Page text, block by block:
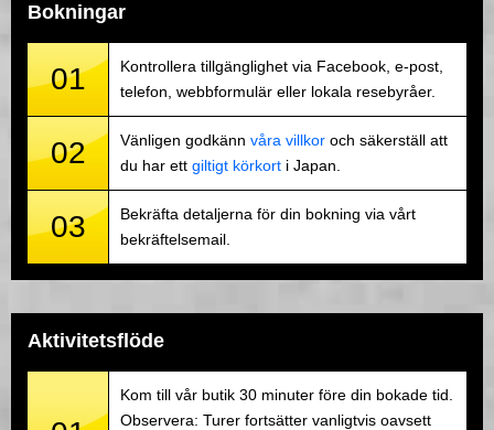
Bokningar
01
Kontrollera tillgänglighet via Facebook, e-post,
telefon, webbformulär eller lokala resebyråer.
02 Vänligen godkänn våra villkor och säkerställ att
du har ett giltigt körkort i Japan.
03
Bekräfta detaljerna för din bokning via vårt
bekräftelsemail.
Aktivitetsflöde
Kom till vår butik 30 minuter före din bokade tid.
Observera: Turer fortsätter vanligtvis oavsett